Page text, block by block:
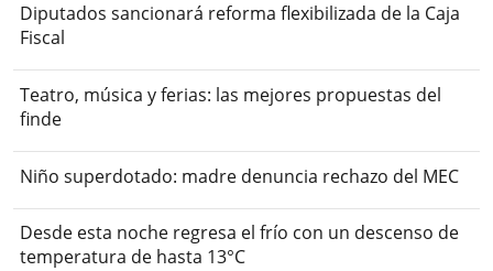
Diputados sancionará reforma flexibilizada de la Caja
Fiscal
Teatro, música y ferias: las mejores propuestas del
finde
Niño superdotado: madre denuncia rechazo del MEC
Desde esta noche regresa el frío con un descenso de
temperatura de hasta 13°C